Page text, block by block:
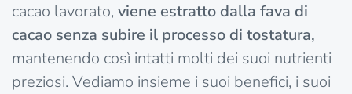
cacao lavorato, viene estratto dalla fava di
cacao senza subire il processo di tostatura,
mantenendo così intatti molti dei suoi nutrienti
preziosi. Vediamo insieme i suoi benefici, i suoi